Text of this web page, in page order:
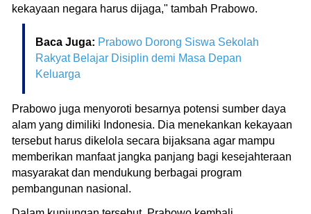
kekayaan negara harus dijaga," tambah Prabowo.
Baca Juga: Prabowo Dorong Siswa Sekolah
Rakyat Belajar Disiplin demi Masa Depan
Keluarga
Prabowo juga menyoroti besarnya potensi sumber daya
alam yang dimiliki Indonesia. Dia menekankan kekayaan
tersebut harus dikelola secara bijaksana agar mampu
memberikan manfaat jangka panjang bagi kesejahteraan
masyarakat dan mendukung berbagai program
pembangunan nasional.